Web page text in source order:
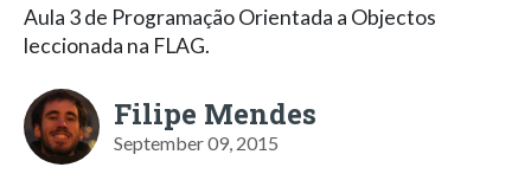
Aula 3 de Programação Orientada a Objectos
leccionada na FLAG.
Filipe Mendes
September 09, 2015